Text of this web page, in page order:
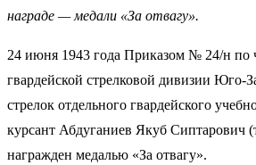
награде — медали «За отвагу».
24 июня 1943 года Приказом № 24/н по
гвардейской стрелковой дивизии Юго-
стрелок отдельного гвардейского
курсант Абдуганиев Якуб Сиптарович
награжден медалью «За отвагу».